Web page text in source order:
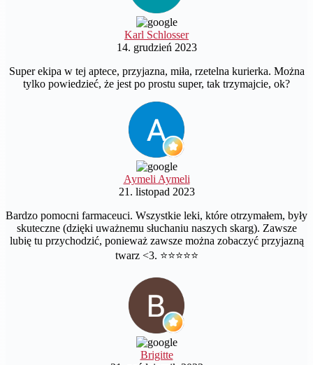
Karl Schlosser
14. grudzień 2023
Super ekipa w tej aptece, przyjazna, miła, rzetelna kurierka. Można
tylko powiedzieć, że jest po prostu super, tak trzymajcie, ok?
Aymeli Aymeli
21. listopad 2023
Bardzo pomocni farmaceuci. Wszystkie leki, które otrzymałem, były
skuteczne (dzięki uważnemu słuchaniu naszych skarg). Zawsze
lubię tu przychodzić, ponieważ zawsze można zobaczyć przyjazną
twarz <3. ⭐️⭐️⭐️⭐️⭐️
Brigitte